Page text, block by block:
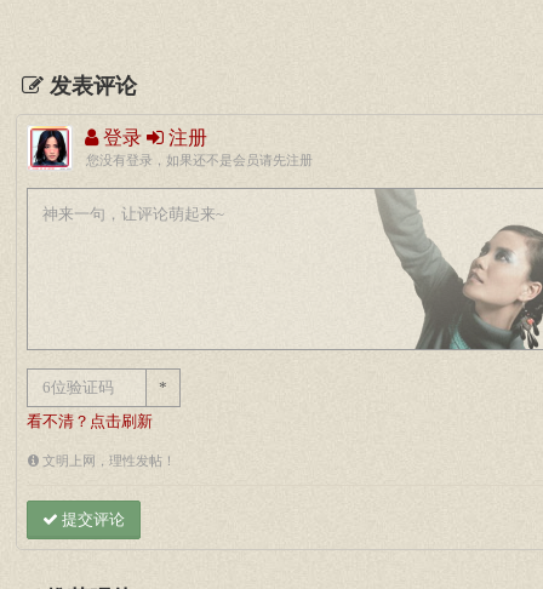
发表评论
登录 注册
您没有登录，如果还不是会员请先注册
*
看不清？点击刷新
文明上网，理性发帖！
提交评论